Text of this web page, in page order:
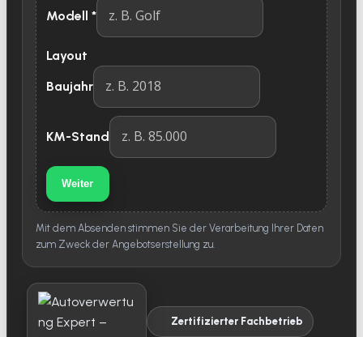
Modell *
Layout
Baujahr
KM-Stand
Weiter
Mit dem Absenden stimmen Sie der Verarbeitung Ihrer Daten
zum Zweck der Angebotserstellung zu.
Zertifizierter Fachbetrieb